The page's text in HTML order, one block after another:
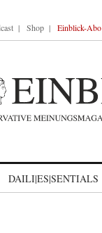
Shop Einblick-Abo
DAILI|ES|SENTIALS